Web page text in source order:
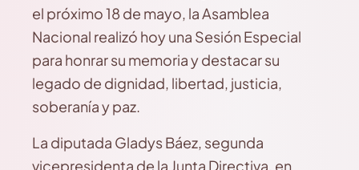
el próximo 18 de mayo, la Asamblea
Nacional realizó hoy una Sesión Especial
para honrar su memoria y destacar su
legado de dignidad, libertad, justicia,
soberanía y paz.
La diputada Gladys Báez, segunda
vicepresidenta de la Junta Directiva, en